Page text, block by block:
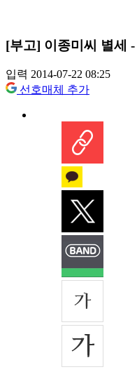
[부고] 이종미씨 별세
입력 2014-07-22 08:25
선호매체 추가